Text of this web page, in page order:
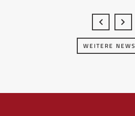
WEITERE NEWS